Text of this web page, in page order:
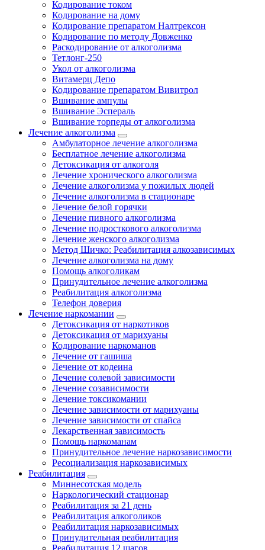
Кодирование током
Кодирование на дому
Кодирование препаратом Налтрексон
Кодирование по методу Довженко
Раскодирование от алкоголизма
Тетлонг-250
Укол от алкоголизма
Витамерц Депо
Кодирование препаратом Вивитрол
Вшивание ампулы
Вшивание Эспераль
Вшивание торпеды от алкоголизма
Лечение алкоголизма
Амбулаторное лечение алкоголизма
Бесплатное лечение алкоголизма
Детоксикация от алкоголя
Лечение хронического алкоголизма
Лечение алкоголизма у пожилых людей
Лечение алкоголизма в стационаре
Лечение белой горячки
Лечение пивного алкоголизма
Лечение подросткового алкоголизма
Лечение женского алкоголизма
Метод Шичко: Реабилитация алкозависимых
Лечение алкоголизма на дому
Помощь алкоголикам
Принудительное лечение алкоголизма
Реабилитация алкоголизма
Телефон доверия
Лечение наркомании
Детоксикация от наркотиков
Детоксикация от марихуаны
Кодирование наркоманов
Лечение от гашиша
Лечение от кодеина
Лечение солевой зависимости
Лечение созависимости
Лечение токсикомании
Лечение зависимости от марихуаны
Лечение зависимости от спайса
Лекарственная зависимость
Помощь наркоманам
Принудительное лечение наркозависимости
Ресоциализация наркозависимых
Реабилитация
Миннесотская модель
Наркологический стационар
Реабилитация за 21 день
Реабилитация алкоголиков
Реабилитация наркозависимых
Принудительная реабилитация
Реабилитация 12 шагов